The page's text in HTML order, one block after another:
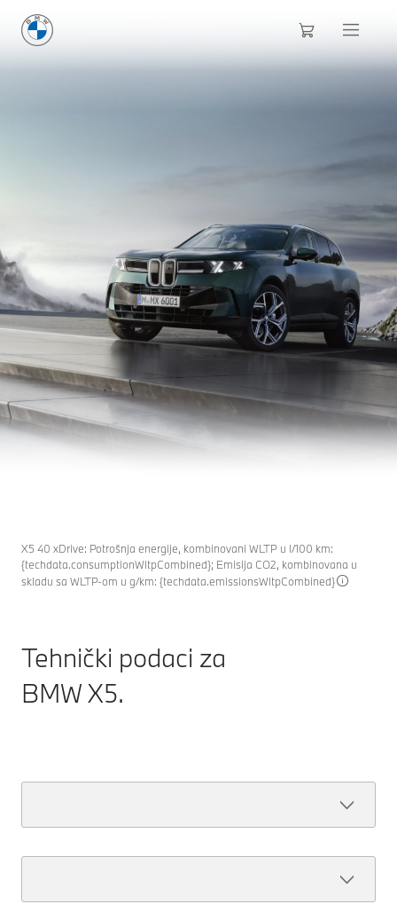
NOVIBMW X5: TEHNIČKI
PODACI
X5 40 xDrive: Potrošnja energije, kombinovani WLTP u l/100 km:
{techdata.consumptionWltpCombined}; Emisija CO2, kombinovana u
skladu sa WLTP-om u g/km: {techdata.emissionsWltpCombined}
Tehnički podaci za
BMW X5.